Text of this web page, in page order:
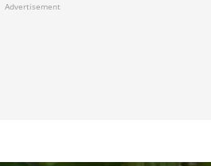
Advertisement